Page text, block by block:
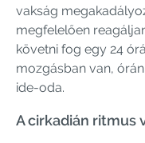
vakság
megfelelően
követni fog egy 24
mozgásban van,
ide-oda.
A cirkadián ritmus